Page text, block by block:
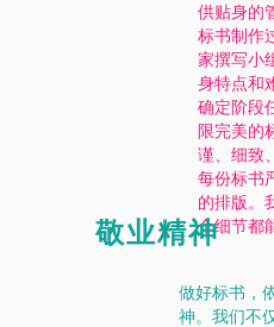
供贴身的
标书制作
家撰写小
身特点和
确定阶段
限完美的
谨、细致
每份标书
的排版。
个细节都
敬业精神
做好标书，
神。我们不